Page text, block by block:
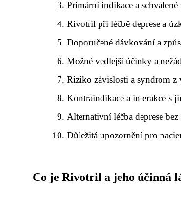
Primární indikace a
Rivotril při léčbě deprese a
Doporučené dávkování a
Možné vedlejší účinky a
Riziko závislosti a syndrom z
Kontraindikace a interakce s
Alternativní léčba deprese
Důležitá upozornění pro
Co je Rivotril a jeho účinná